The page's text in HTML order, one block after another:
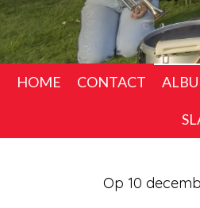
HOME CONTACT
Op 10